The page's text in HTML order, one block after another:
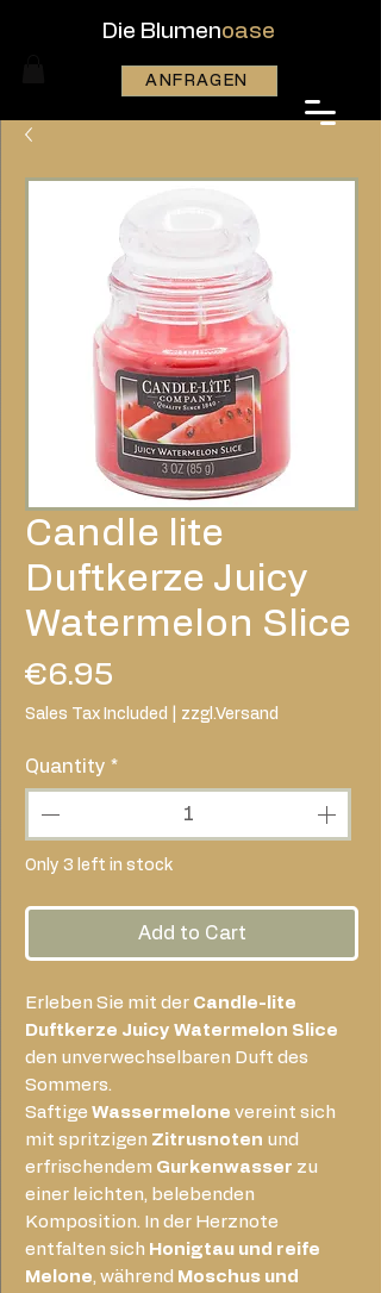
Die Blumenoase
ANFRAGEN
Candle lite
Duftkerze Juicy
Watermelon Slice
€6.95
Sales Tax Included zzgl.Versand
Quantity *
Only 3 left in stock
Add to Cart
Erleben Sie mit der Candle-lite
Duftkerze Juicy Watermelon Slice
den unverwechselbaren Duft des
Sommers.
Saftige Wassermelone vereint sich
mit spritzigen Zitrusnoten und
erfrischendem Gurkenwasser zu
einer leichten, belebenden
Komposition. In der Herznote
entfalten sich Honigtau und reife
Melone, während Moschus und